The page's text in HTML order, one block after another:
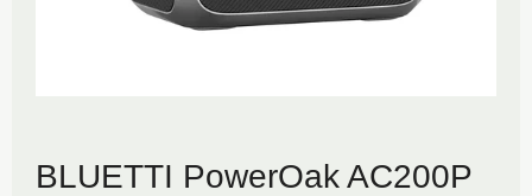
BLUETTI PowerOak AC200P